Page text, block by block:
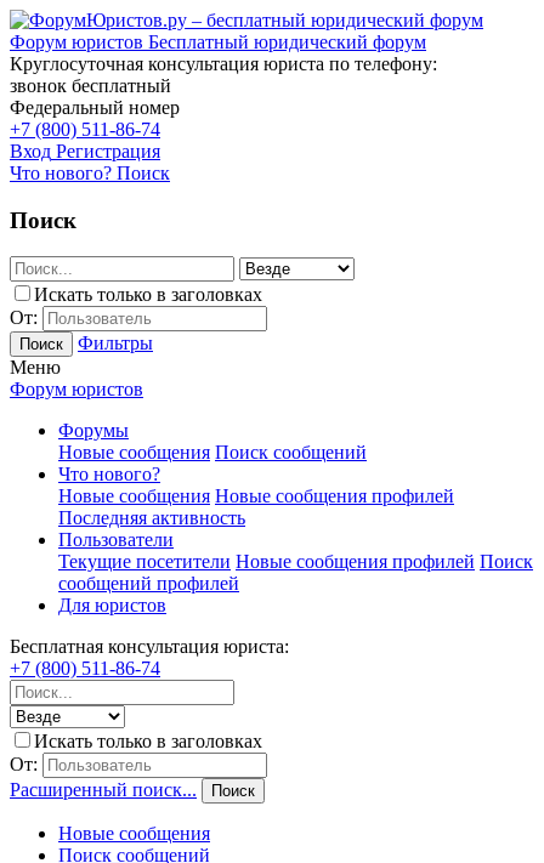
Форум юристов Бесплатный юридический форум
Круглосуточная консультация юриста по телефону:
звонок бесплатный
Федеральный номер
+7 (800) 511-86-74
Вход Регистрация
Что нового? Поиск
Поиск
Искать только в заголовках
От:
Поиск
Фильтры
Меню
Форум юристов
Форумы
Новые сообщения Поиск сообщений
Что нового?
Новые сообщения Новые сообщения профилей
Последняя активность
Пользователи
Текущие посетители Новые сообщения профилей Поиск
сообщений профилей
Для юристов
Бесплатная консультация юриста:
+7 (800) 511-86-74
Искать только в заголовках
От:
Расширенный поиск...
Поиск
Новые сообщения
Поиск сообщений